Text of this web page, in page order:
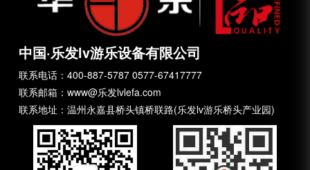
中国·乐发lv游乐设备有限公司
联系电话：400-887-5787 0577-67417777
联系邮箱：www@乐发lvlefa.com
联系地址：温州永嘉县桥头镇桥联路(乐发lv游乐桥头产业园)